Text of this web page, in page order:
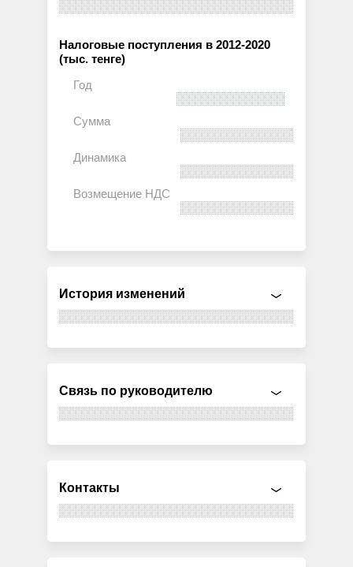
Налоговые поступления в 2012-2020
(тыс. тенге)
История изменений
Связь по руководителю
Контакты